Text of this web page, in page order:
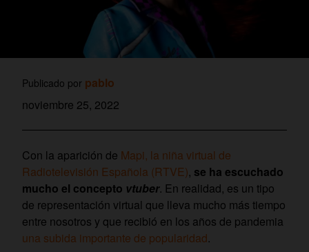
Publicado por pablo
noviembre 25, 2022
Con la aparición de Mapi, la niña virtual de
Radiotelevisión Española (RTVE), se ha escuchado
mucho el concepto vtuber. En realidad, es un tipo
de representación virtual que lleva mucho más tiempo
entre nosotros y que recibió en los años de pandemia
una subida importante de popularidad.